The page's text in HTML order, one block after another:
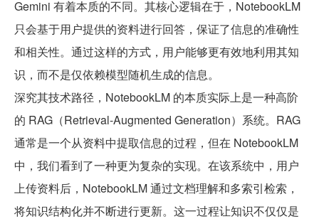
Gemini 有着本质的不同。其核心逻辑在于，NotebookLM
只会基于用户提供的资料进行回答，保证了信息的准确性
和相关性。通过这样的方式，用户能够更有效地利用其知
识，而不是仅依赖模型随机生成的信息。
深究其技术路径，NotebookLM 的本质实际上是一种高阶
的 RAG（Retrieval-Augmented Generation）系统。RAG
通常是一个从资料中提取信息的过程，但在 NotebookLM
中，我们看到了一种更为复杂的实现。在该系统中，用户
上传资料后，NotebookLM 通过文档理解和多索引检索，
将知识结构化并不断进行更新。这一过程让知识不仅仅是